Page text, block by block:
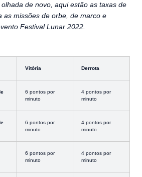
de novo, aqui estão as taxas de
as missões de orbe, de marco e
Festival Lunar 2022.
Vitória Derrota
6 pontos por
minuto
4 pontos por
minuto
6 pontos por
minuto
4 pontos por
minuto
6 pontos por
minuto
4 pontos por
minuto